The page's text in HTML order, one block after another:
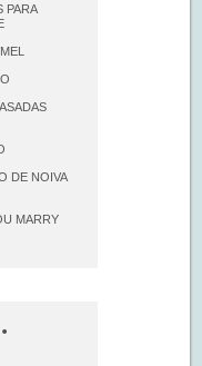
PARA
DE NOIVA
MARRY